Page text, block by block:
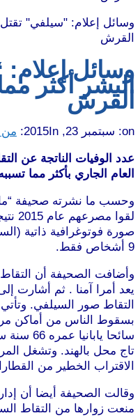
وسائل إعلام: "سيلفي"
القرش
وسائل
البشر أكثر
القرش
on: سبتمبر 23, 2015 In: من
عدد الوفيات الناتجة عن
العام الجاري بأكثر مما
صورة فوتوغرافية ذاتية
9 أشخاص فقط.
وأضافت الصحيفة أن
يعد أمرا آمنا . ثم أشارت
التقاط صور السيلفي. وتأتي
بسقوط الناس من أماكن
سائحا
تاج محل بالهند. وتشغل
الاقتراب الخطير من
وقالت الصحيفة أيضا أن
منعت زوارها من التقاط